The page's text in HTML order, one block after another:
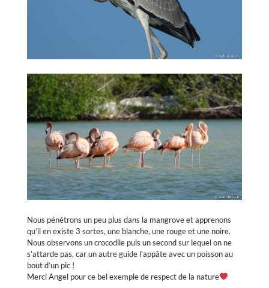
Nous pénétrons un peu plus dans la mangrove et apprenons
qu’il en existe 3 sortes, une blanche, une rouge et une noire.
Nous observons un crocodile puis un second sur lequel on ne
s’attarde pas, car un autre guide l’appâte avec un poisson au
bout d’un pic !
Merci Angel pour ce bel exemple de respect de la nature